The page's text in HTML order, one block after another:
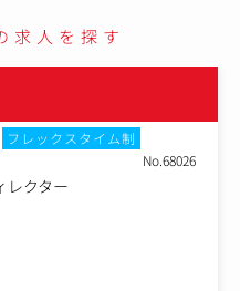
求人を探す
フレックスタイム制
No.68026
レクター